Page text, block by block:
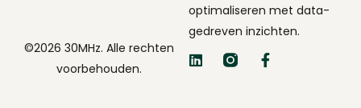
optimaliseren met data-
gedreven inzichten.
©2026 30MHz. Alle rechten
voorbehouden.